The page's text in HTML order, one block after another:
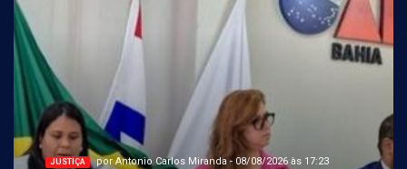
JUSTIÇA por Antonio Carlos Miranda - 08/08/2026 às 17:23